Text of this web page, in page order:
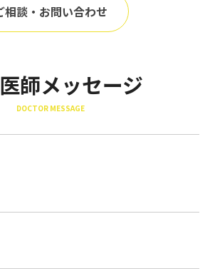
90代
地域から探す
東京
相談・お問い合わせ
師メッセージ
DOCTOR MESSAGE